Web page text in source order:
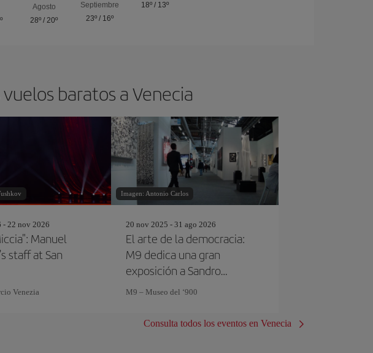
Agosto
28º /20º
Septiembre
23º/ 16º
18º / 13º
baratos a Venecia
- 22 nov 2026
Manuel
staff at San
Venezia
Imagen: Antonio Carlos
20 nov 2025 - 31 ago 2026
El arte de la democracia:
M9 dedica una gran
exposición a Sandro
Pertini
M9 – Museo del ‘900
Consulta todos los eventos en Venecia